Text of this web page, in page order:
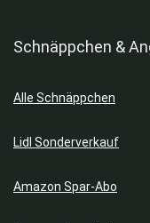
Schnäppchen &
Alle Schnäppchen
Lidl Sonderverkauf
Amazon Spar-Abo